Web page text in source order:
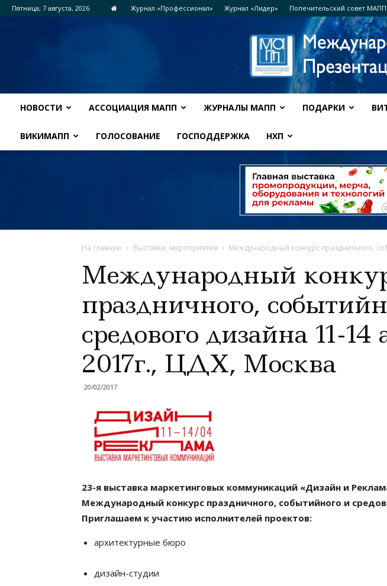
Пятница, 7 августа, 2026 Журнал «Профессионал» Журнал «Лидер» Попечительский совет МАПП
НОВОСТИ АССОЦИАЦИЯ МАПП ЖУРНАЛЫ МАПП ПОДАРКИ
ВИКИМАПП ГОЛОСОВАНИЕ ГОСПОДДЕРЖКА НХП
На главную Выставки, мероприятия Международный конкурс праздничного,
Международный
праздничного,
средового дизайна 11-14
2017г., ЦДХ, Москва
20/02/2017
23-я выставка маркетинговых коммуникаций «Дизайн и
Международный конкурс праздничного, событийного и
Приглашаем к участию исполнителей проектов:
архитектурные бюро
дизайн-студии